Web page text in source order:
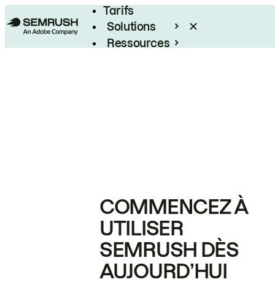
Tarifs
Solutions
Ressources
COMMENCEZ À
UTILISER
SEMRUSH DÈS
AUJOURD’HUI